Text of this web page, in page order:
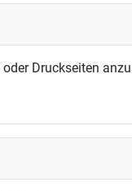
Druckseiten